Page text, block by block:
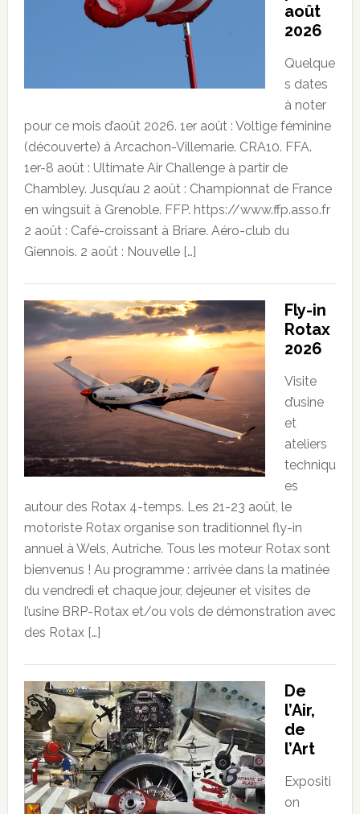
août
2026
Quelque
s dates
à noter
pour ce mois d’août 2026. 1er août : Voltige féminine
(découverte) à Arcachon-Villemarie. CRA10. FFA.
1er-8 août : Ultimate Air Challenge à partir de
Chambley. Jusqu’au 2 août : Championnat de France
en wingsuit à Grenoble. FFP. https://www.ffp.asso.fr
2 août : Café-croissant à Briare. Aéro-club du
Giennois. 2 août : Nouvelle […]
Fly-in
Rotax
2026
Visite
d’usine
et
ateliers
techniqu
es
autour des Rotax 4-temps. Les 21-23 août, le
motoriste Rotax organise son traditionnel fly-in
annuel à Wels, Autriche. Tous les moteur Rotax sont
bienvenus ! Au programme : arrivée dans la matinée
du vendredi et chaque jour, dejeuner et visites de
l’usine BRP-Rotax et/ou vols de démonstration avec
des Rotax […]
De
l’Air,
de
l’Art
Expositi
on